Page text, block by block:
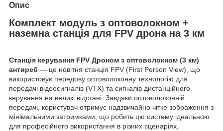
Опис
Комплект модуль з оптоволокном +
наземна станція для FPV дрона на 3 км
Станція керування FPV Дроном з оптоволокном (3 км)
антиреб — це новітня станція FPV (First Person View), що
використовує передову оптоволоконну технологію для
передачі відеосигналів (VTX) та сигналів дистанційного
керування на великі відстані. Завдяки оптоволоконній
передачі, користувач отримує надзвичайно чітке зображення з
мінімальними затримками, що робить цю систему ідеальною
для професійного використання в різних сценаріях,